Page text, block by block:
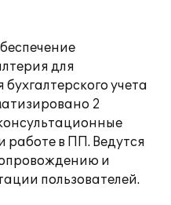
для
учета
2
работе в ПП. Ведутся
и
пользователей.